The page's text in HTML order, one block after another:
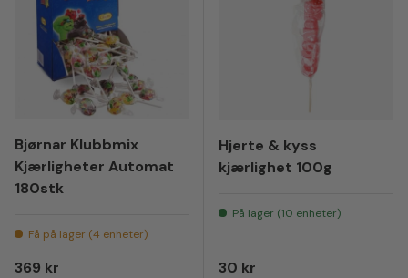
Bjørnar Klubbmix
Kjærligheter Automat
180stk
Få på lager (4 enheter)
Vanlig pris
369 kr
Hjerte & kyss
kjærlighet 100g
På lager (10 enheter)
Vanlig pris
30 kr